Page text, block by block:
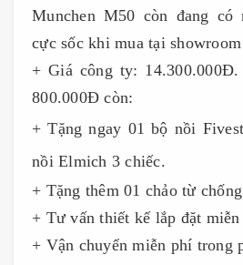
Munchen M50 còn đang có
cực sốc khi mua tại
+ Giá công ty:
800.000Đ còn:
+ Tặng ngay 01 bộ nồi
nồi Elmich 3 chiếc.
+ Tặng thêm 01 chảo từ
+ Tư vấn thiết kế lắp đặt
+ Vận chuyển miễn phí trong